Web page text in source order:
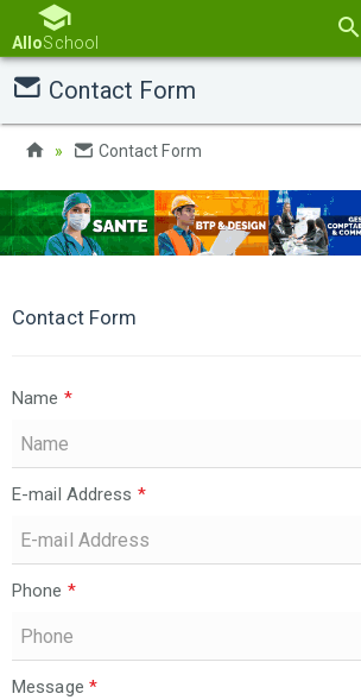
AlloSchool
Contact Form
Contact Form
Contact Form
Name *
E-mail Address *
Phone *
Message *